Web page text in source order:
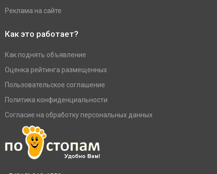
Реклама на сайте
Как это работает?
Как поднять объявление
Оценка рейтинга размещенных
Пользовательское соглашение
Политика конфиденциальности
Согласие на обработку персональных данных